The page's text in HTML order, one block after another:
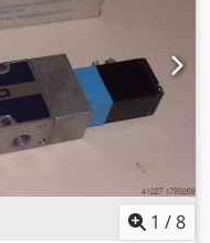
1 /8